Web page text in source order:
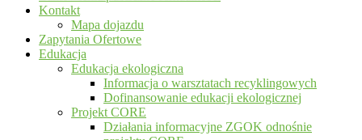
Kontakt
Mapa dojazdu
Zapytania Ofertowe
Edukacja
Edukacja ekologiczna
Informacja o warsztatach recyklingowych
Dofinansowanie edukacji ekologicznej
Projekt CORE
Działania informacyjne ZGOK odnośnie